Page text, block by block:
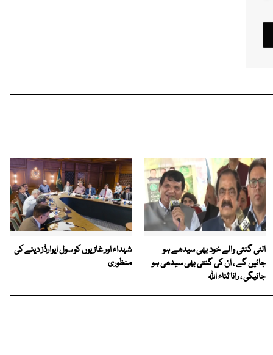
الٹی گنتی والے خود بھی سیدھے ہو
جائیں گے ، ان کی گنتی بھی سیدھی ہو
جائیگی ، رانا ثناء اللہ
شہداء اور غازیوں کو سول ایوارڈز دینے کی
منظوری